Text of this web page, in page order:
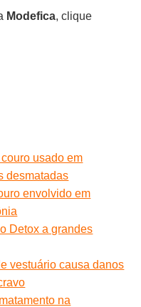
Modefica, clique
usado em
desmatadas
envolvido em
Detox a grandes
vestuário causa danos
na